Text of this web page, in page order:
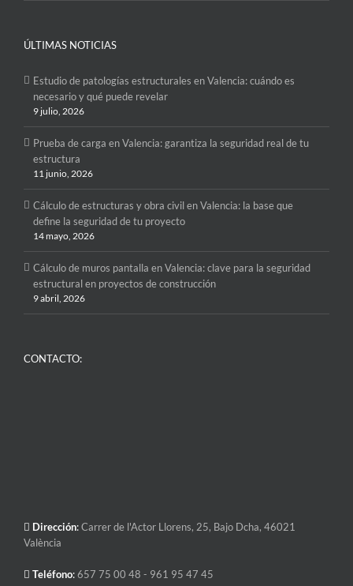
ÚLTIMAS NOTICIAS
Estudio de patologías estructurales en Valencia: cuándo es
necesario y qué puede revelar
9 julio, 2026
Prueba de carga en Valencia: garantiza la seguridad real de tu
estructura
11 junio, 2026
Cálculo de estructuras y obra civil en Valencia: la base que
define la seguridad de tu proyecto
14 mayo, 2026
Cálculo de muros pantalla en Valencia: clave para la seguridad
estructural en proyectos de construcción
9 abril, 2026
CONTACTO:
Dirección:Carrer de l'Actor Llorens, 25, Bajo Dcha, 46021
València
Teléfono:657 75 00 48 - 961 95 47 45